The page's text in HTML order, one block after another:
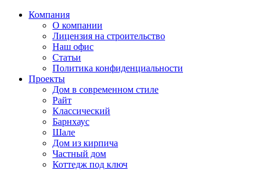
Компания
О компании
Лицензия на строительство
Наш офис
Статьи
Политика конфиденциальности
Проекты
Дом в современном стиле
Райт
Классический
Барнхаус
Шале
Дом из кирпича
Частный дом
Коттедж под ключ